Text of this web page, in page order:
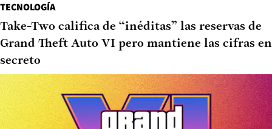
TECNOLOGÍA
Take-Two califica de “inéditas” las reservas de
Grand Theft Auto VI pero mantiene las cifras en
secreto